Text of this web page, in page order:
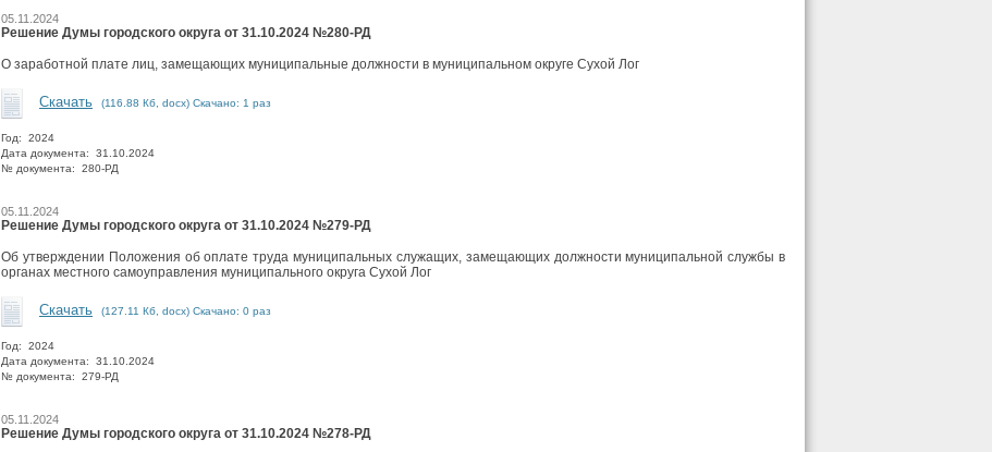
05.11.2024
Решение Думы городского округа от 31.10.2024 №280-РД
О заработной плате лиц, замещающих муниципальные должности в муниципальном округе Сухой Лог
Скачать (116.88 Кб, docx) Скачано: 1 раз
Год: 2024
Дата документа: 31.10.2024
№ документа: 280-РД
05.11.2024
Решение Думы городского округа от 31.10.2024 №279-РД
Об утверждении Положения об оплате труда муниципальных служащих, замещающих должности муниципальной службы в
органах местного самоуправления муниципального округа Сухой Лог
Скачать (127.11 Кб, docx) Скачано: 0 раз
Год: 2024
Дата документа: 31.10.2024
№ документа: 279-РД
05.11.2024
Решение Думы городского округа от 31.10.2024 №278-РД